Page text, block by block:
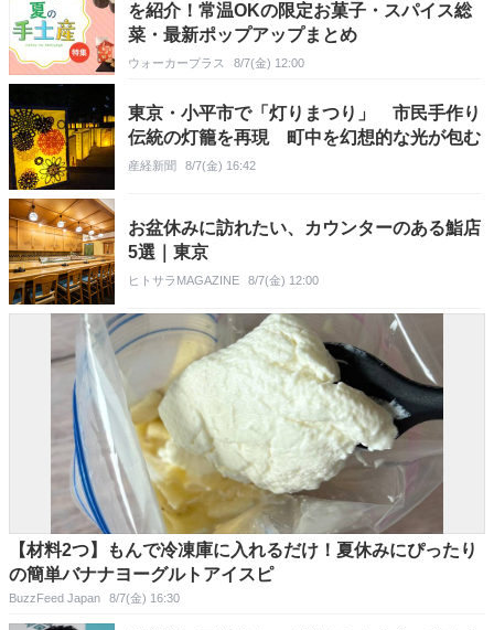
を紹介！常温OKの限定お菓子・スパイス総
菜・最新ポップアップまとめ
ウォーカープラス 8/7(金) 12:00
東京・小平市で「灯りまつり」 市民手作り
伝統の灯籠を再現 町中を幻想的な光が包む
産経新聞 8/7(金) 16:42
お盆休みに訪れたい、カウンターのある鮨店
5選｜東京
ヒトサラMAGAZINE 8/7(金) 12:00
【材料2つ】もんで冷凍庫に入れるだけ！夏休みにぴったり
の簡単バナナヨーグルトアイスピ
BuzzFeed Japan 8/7(金) 16:30